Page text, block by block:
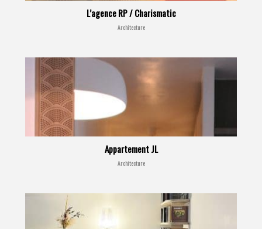
L’agence RP / Charismatic
Architecture
Appartement JL
Architecture